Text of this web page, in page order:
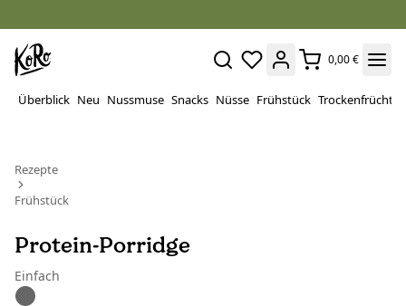
0,00 €
Überblick Neu Nussmuse Snacks Nüsse Frühstück Trockenfrüchte
Rezepte
Frühstück
Protein-Porridge
Einfach